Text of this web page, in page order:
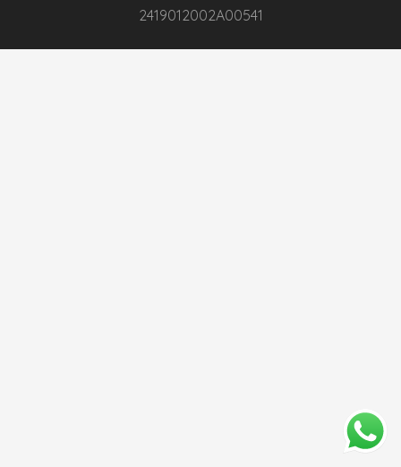
2419012002A00541